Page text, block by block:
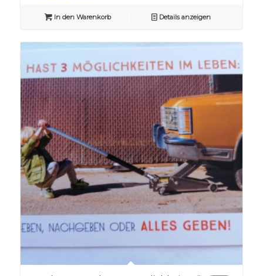
In den Warenkorb Details anzeigen